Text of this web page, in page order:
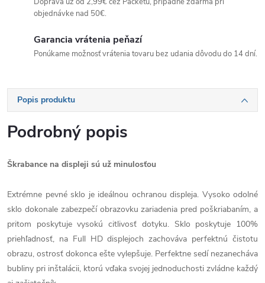
objednávke nad 50€.
Garancia vrátenia peňazí
Ponúkame možnosť vrátenia tovaru bez udania dôvodu do 14 dní.
Popis produktu
Podrobný popis
Škrabance na displeji sú už minulosťou
Extrémne pevné sklo je ideálnou ochranou displeja. Vysoko odolné
sklo dokonale zabezpečí obrazovku zariadenia pred poškriabaním, a
pritom poskytuje vysokú citlivosť dotyku. Sklo poskytuje 100%
priehľadnosť, na Full HD displejoch zachováva perfektnú čistotu
obrazu, ostrosť dokonca ešte vylepšuje. Perfektne sedí nezanecháva
bubliny pri inštalácii, ktorú vďaka svojej jednoduchosti zvládne každý